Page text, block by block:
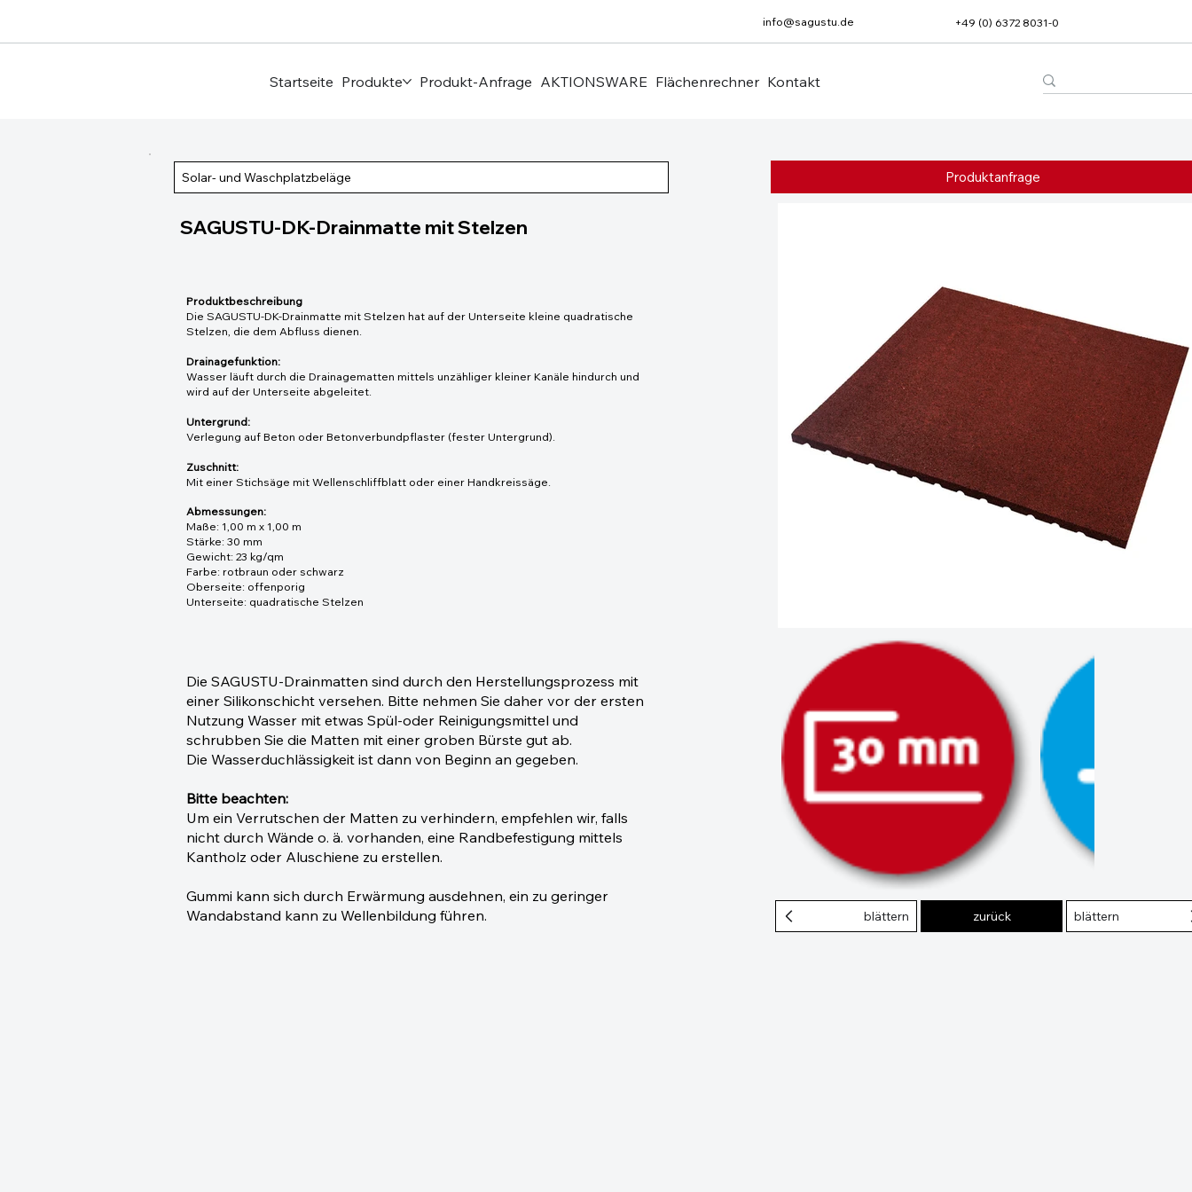
info@sagustu.de +49 (0) 6372 8031-0
Startseite Produkte Produkt-Anfrage AKTIONSWARE Flächenrechner Kontakt
Produktbeschreibung
Die SAGUSTU-DK-Drainmatte mit Stelzen hat auf der Unterseite kleine quadratische
Stelzen, die dem Abfluss dienen.
Drainagefunktion:
Wasser läuft durch die Drainagematten mittels unzähliger kleiner Kanäle hindurch und
wird auf der Unterseite abgeleitet.
Untergrund:
Verlegung auf Beton oder Betonverbundpflaster (fester Untergrund).
Zuschnitt:
Mit einer Stichsäge mit Wellenschliffblatt oder einer Handkreissäge.
Abmessungen:
Maße: 1,00 m x 1,00 m
Stärke: 30 mm
Gewicht: 23 kg/qm
Farbe: rotbraun oder schwarz
Oberseite: offenporig
Unterseite: quadratische Stelzen
Die SAGUSTU-Drainmatten sind durch den Herstellungsprozess mit
einer Silikonschicht versehen. Bitte nehmen Sie daher vor der ersten
Nutzung Wasser mit etwas Spül-oder Reinigungsmittel und
schrubben Sie die Matten mit einer groben Bürste gut ab.
Die Wasserduchlässigkeit ist dann von Beginn an gegeben.
Bitte beachten:
Um ein Verrutschen der Matten zu verhindern, empfehlen wir, falls
nicht durch Wände o. ä. vorhanden, eine Randbefestigung mittels
Kantholz oder Aluschiene zu erstellen.
Gummi kann sich durch Erwärmung ausdehnen, ein zu geringer
Wandabstand kann zu Wellenbildung führen.
Produktanfrage
blättern zurück blättern
SAGUSTU-DK-Drainmatte mit Stelzen
Solar- und Waschplatzbeläge